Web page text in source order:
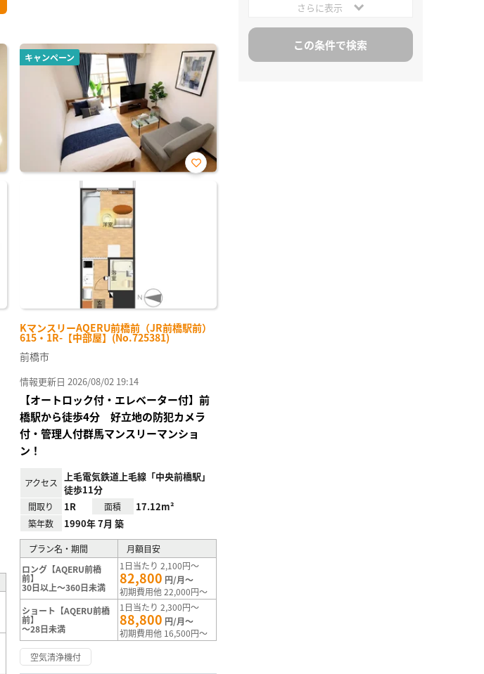
キャンペーン
KマンスリーAQERU前橋前（JR前橋駅前）
615・1R-【中部屋】(No.725381)
お気
前橋市
情報更新日 2026/08/02 19:14
【オートロック付・エレベーター付】前
橋駅から徒歩4分 好立地の防犯カメラ
付・管理人付群馬マンスリーマンショ
ン！
アクセス
上毛電気鉄道上毛線「中央前橋駅」
徒歩11分
間取り 1R 面積 17.12m²
築年数 1990年 7月 築
プラン名・期間
月額目安
ロング【AQERU前橋
前】
30日以上～360日未満
1日当たり 2,100円～
82,800 円/月～
初期費用他 22,000円～
ショート【AQERU前橋
前】
～28日未満
1日当たり 2,300円～
88,800 円/月～
初期費用他 16,500円～
空気清浄機付
さらに表示